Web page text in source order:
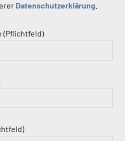
Datenschutzerklärung
(Pflichtfeld)